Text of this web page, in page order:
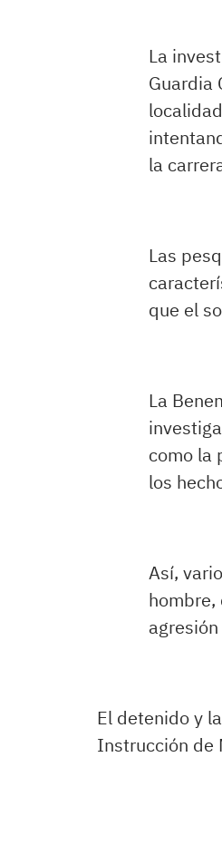
La
Guardia
la
Las
que el
La
como la
los
Así,
hombre,
El detenido y
Instrucción de